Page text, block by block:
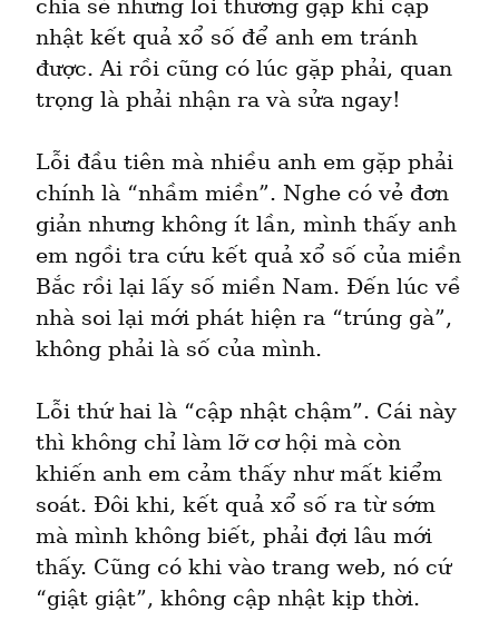
chia sẻ những lỗi thường gặp khi cập
nhật kết quả xổ số để anh em tránh
được. Ai rồi cũng có lúc gặp phải, quan
trọng là phải nhận ra và sửa ngay!
Lỗi đầu tiên mà nhiều anh em gặp phải
chính là “nhầm miền”. Nghe có vẻ đơn
giản nhưng không ít lần, mình thấy anh
em ngồi tra cứu kết quả xổ số của miền
Bắc rồi lại lấy số miền Nam. Đến lúc về
nhà soi lại mới phát hiện ra “trúng gà”,
không phải là số của mình.
Lỗi thứ hai là “cập nhật chậm”. Cái này
thì không chỉ làm lỡ cơ hội mà còn
khiến anh em cảm thấy như mất kiểm
soát. Đôi khi, kết quả xổ số ra từ sớm
mà mình không biết, phải đợi lâu mới
thấy. Cũng có khi vào trang web, nó cứ
“giật giật”, không cập nhật kịp thời.